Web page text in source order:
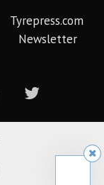
Tyrepress.com
Newsletter